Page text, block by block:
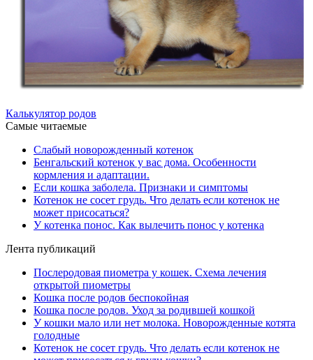
Калькулятор родов
Самые читаемые
Слабый новорожденный котенок
Бенгальский котенок у вас дома. Особенности
кормления и адаптации.
Если кошка заболела. Признаки и симптомы
Котенок не сосет грудь. Что делать если котенок не
может присосаться?
У котенка понос. Как вылечить понос у котенка
Лента публикаций
Послеродовая пиометра у кошек. Схема лечения
открытой пиометры
Кошка после родов беспокойная
Кошка после родов. Уход за родившей кошкой
У кошки мало или нет молока. Новорожденные котята
голодные
Котенок не сосет грудь. Что делать если котенок не